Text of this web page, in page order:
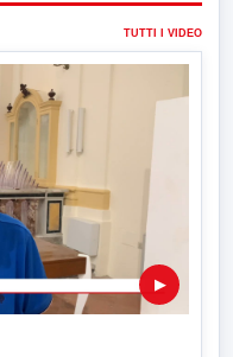
TUTTI I VIDEO
▶